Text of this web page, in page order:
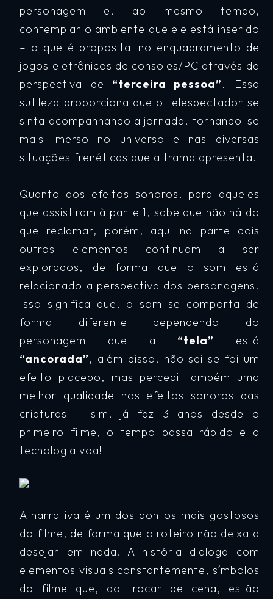
personagem e, ao mesmo tempo,
contemplar o ambiente que ele está inserido
– o que é proposital no enquadramento de
jogos eletrônicos de consoles/PC através da
perspectiva de “terceira pessoa”. Essa
sutileza proporciona que o telespectador se
sinta acompanhando a jornada, tornando-se
mais imerso no universo e nas diversas
situações frenéticas que a trama apresenta.
Quanto aos efeitos sonoros, para aqueles
que assistiram à parte 1, sabe que não há do
que reclamar, porém, aqui na parte dois
outros elementos continuam a ser
explorados, de forma que o som está
relacionado a perspectiva dos personagens.
Isso significa que, o som se comporta de
forma diferente dependendo do
personagem que a “tela” está
“ancorada”, além disso, não sei se foi um
efeito placebo, mas percebi também uma
melhor qualidade nos efeitos sonoros das
criaturas – sim, já faz 3 anos desde o
primeiro filme, o tempo passa rápido e a
tecnologia voa!
A narrativa é um dos pontos mais gostosos
do filme, de forma que o roteiro não deixa a
desejar em nada! A história dialoga com
elementos visuais constantemente, símbolos
do filme que, ao trocar de cena, estão